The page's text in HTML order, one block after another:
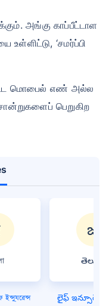
அங்கு காப்பீட்டாள
உள்ளிட்டு, ‘சமர்ப்பி
மொபைல் எண் அல்ல
பெறுகிற
ইন্স্যুরেন্স
తెలుగు
లైఫ్